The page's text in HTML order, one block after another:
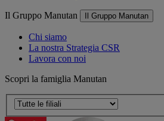
Il Gruppo Manutan Il Gruppo Manutan
Chi siamo
La nostra Strategia CSR
Lavora con noi
Scopri la famiglia Manutan